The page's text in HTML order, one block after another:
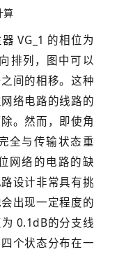
算
VG_1 的相位为
排列，图中可以
间的相移。这种
络电路的线路的
。然而，即使角
全与传输状态重
网络的电路的缺
设计非常具有挑
出现一定程度的
0.1dB的分支线
个状态分布在一